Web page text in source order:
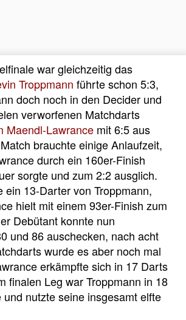
war gleichzeitig das
Troppmann führte schon 5:3,
doch noch in den Decider und
verworfenen Matchdarts
Maendl-Lawrance mit 6:5 aus
brauchte einige Anlaufzeit,
durch ein 160er-Finish
sorgte und zum 2:2 ausglich.
ein 13-Darter von Troppmann,
hielt mit einem 93er-Finish zum
Debütant konnte nun
und 86 auschecken, nach acht
wurde es aber noch mal
erkämpfte sich in 17 Darts
finalen Leg war Troppmann in 18
nutzte seine insgesamt elfte